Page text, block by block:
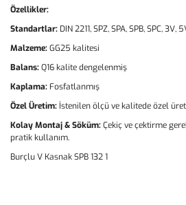
Özellikler:
Standartlar: DIN 2211, SPZ, SPA, SPB, SPC,
Malzeme:GG25 kalitesi
Balans:Q16 kalite dengelenmiş
Kaplama: Fosfatlanmış
Özel Üretim: İstenilen ölçü ve kalitede özel
Kolay Montaj & Söküm:Çekiç ve çektirme
pratik kullanım.
Burçlu V Kasnak SPB 132 1